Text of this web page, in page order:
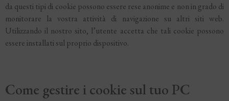
da questi tipi di cookie possono essere rese anonime e non in grado di
monitorare la vostra attività di navigazione su altri siti web.
Utilizzando il nostro sito, l’utente accetta che tali cookie possono
essere installati sul proprio dispositivo.
Come gestire i cookie sul tuo PC